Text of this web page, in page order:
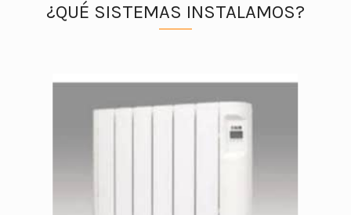
¿QUÉ SISTEMAS INSTALAMOS?